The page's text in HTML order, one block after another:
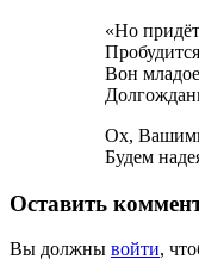
«Но
Вон
Ох,
Будем
Оставить
Вы должны войти,